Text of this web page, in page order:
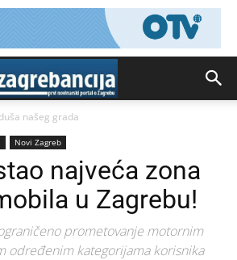
našeg grada
Novi Zagreb
najveća zona
u Zagrebu!
prometovanje motornim
određenim kategorijama korisnika